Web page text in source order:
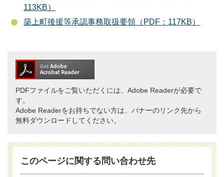
113KB）
築上町後援等承認事務取扱要領（PDF：117KB）
PDFファイルをご覧いただくには、Adobe Readerが必要で
す。
Adobe Readerをお持ちでない方は、バナーのリンク先から
無料ダウンロードしてください。
このページに関する問い合わせ先